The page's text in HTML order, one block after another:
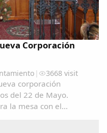
Corporación
| 3668 visit
corporación
del 22 de Mayo.
la mesa con el